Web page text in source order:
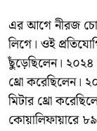
এর আগে নীরজ
লিগে। ওই
ছুঁড়েছিলেন। ২০২৪
থ্রো করেছিলেন।
মিটার থ্রো
কোয়ালিফায়ারে